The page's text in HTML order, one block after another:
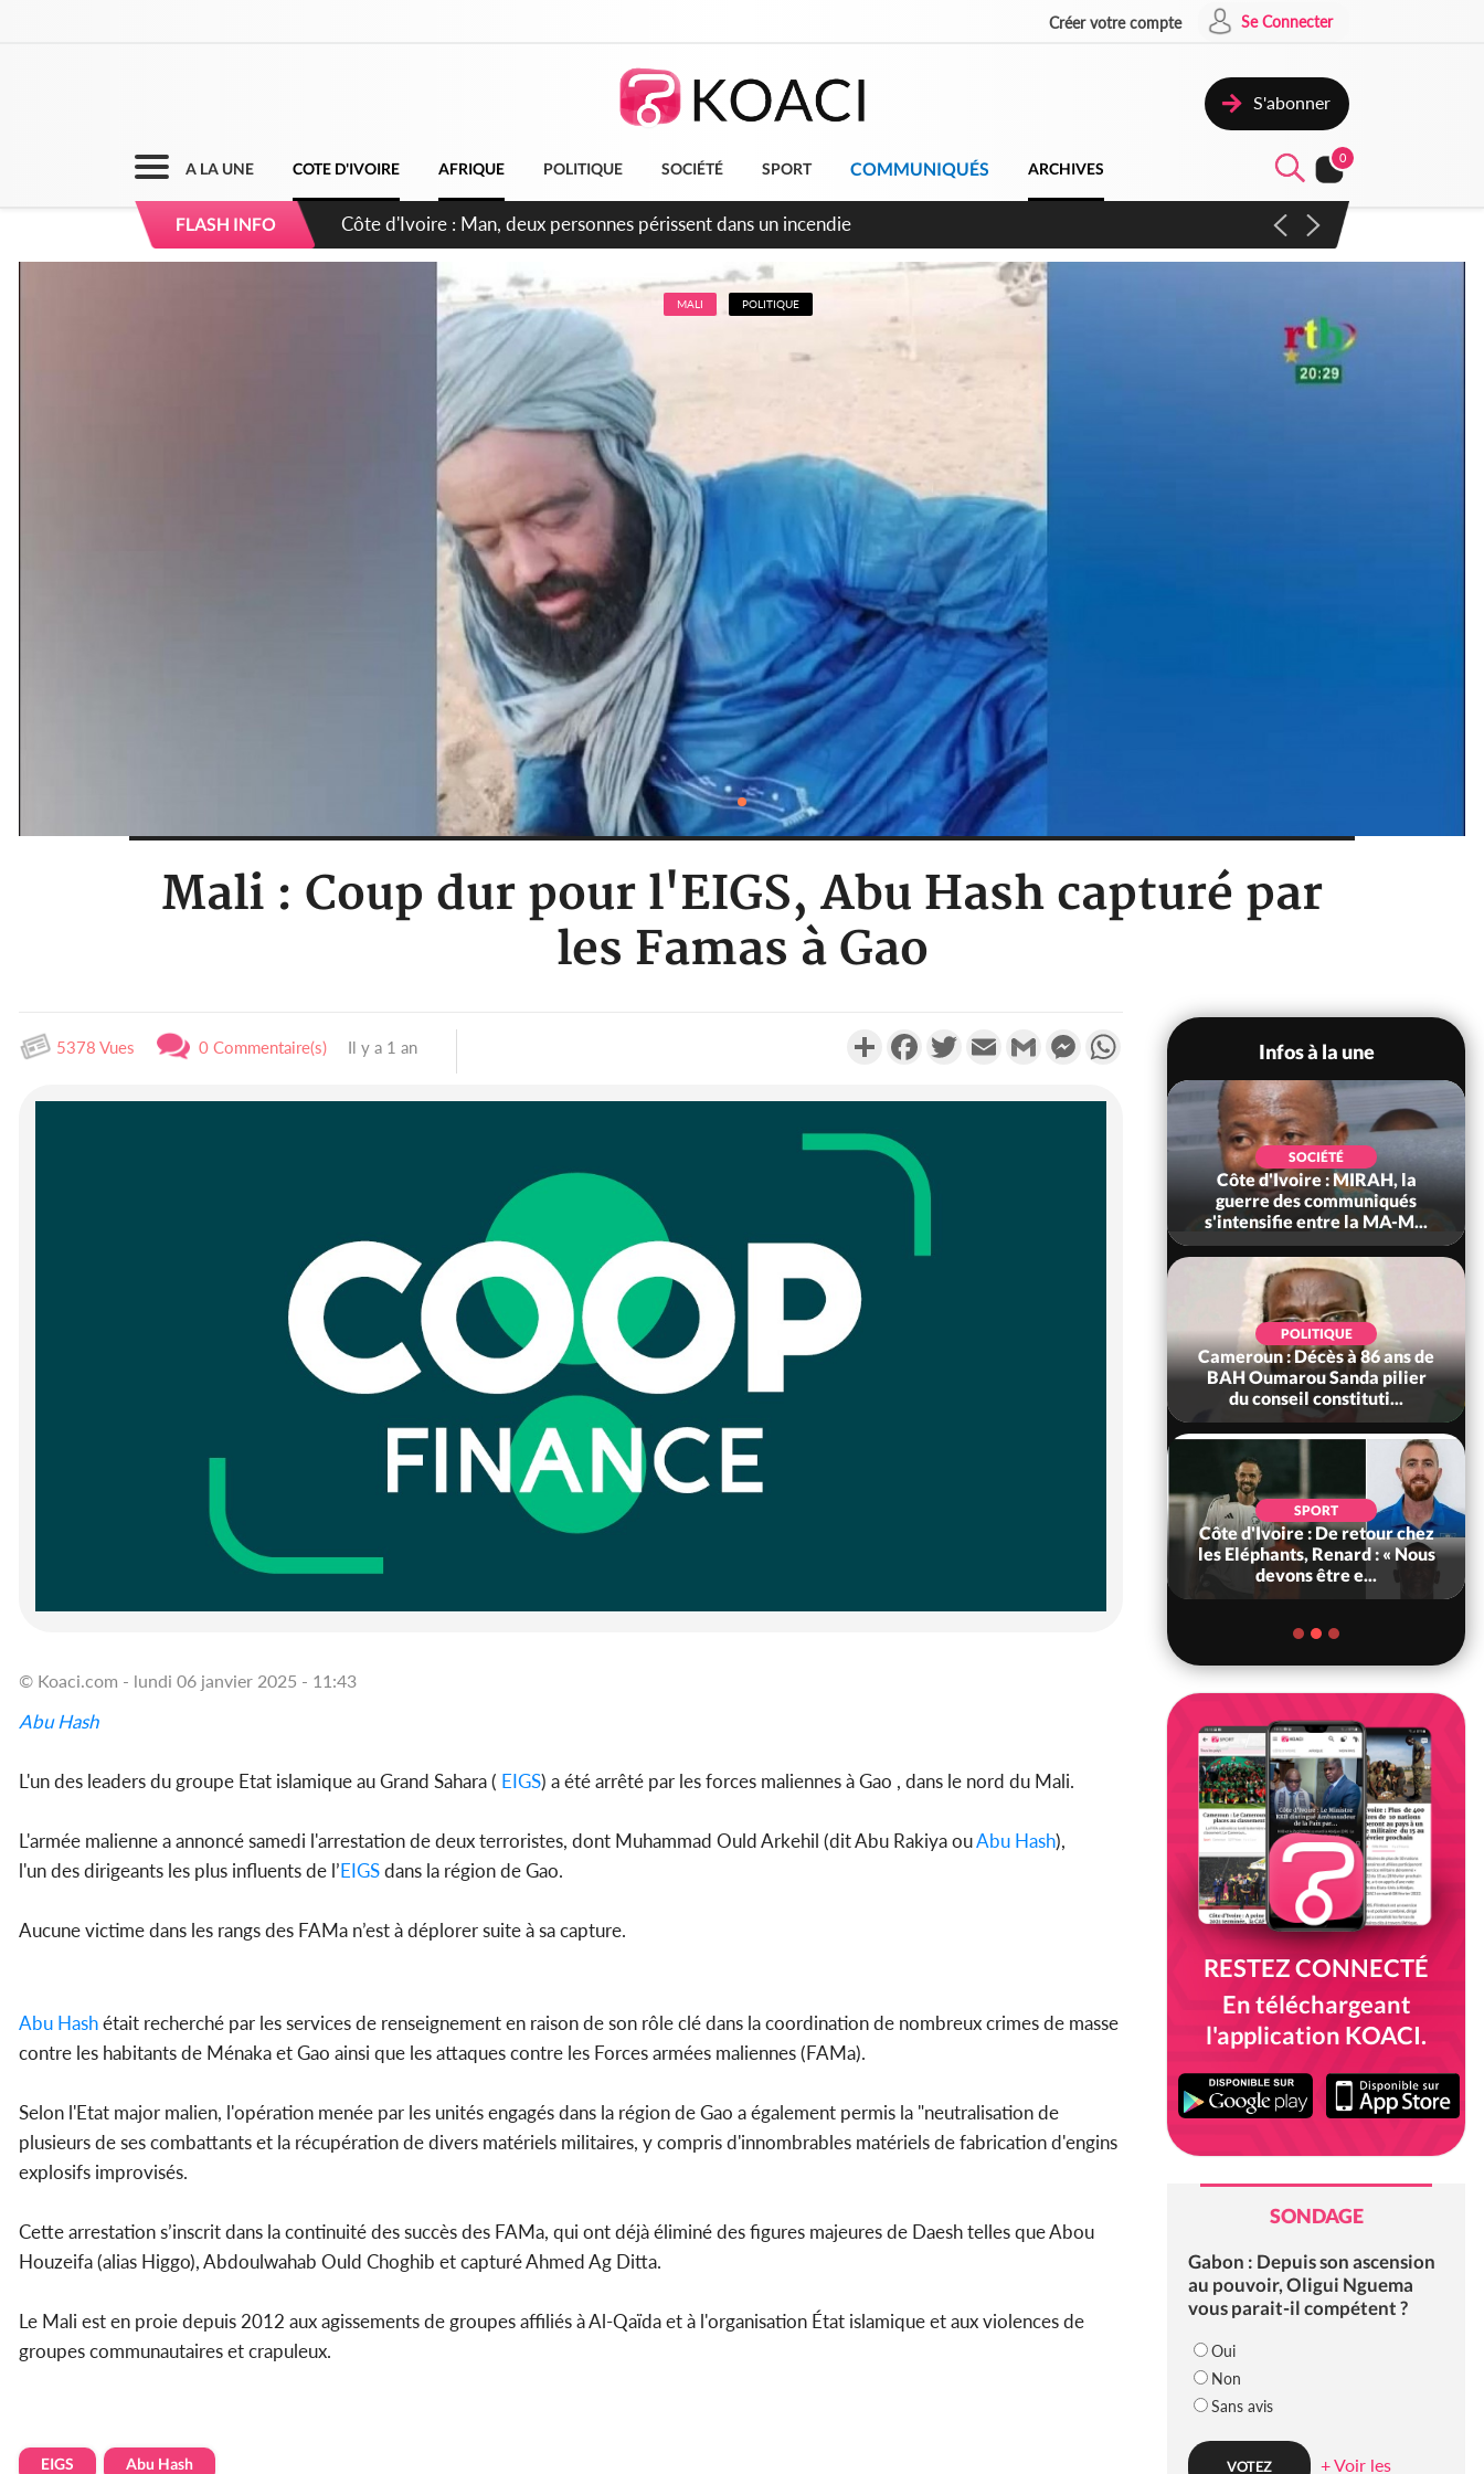
Créer votre compte Se Connecter
S'abonner
A LA UNE COTE D'IVOIRE AFRIQUE POLITIQUE SOCIÉTÉ SPORT COMMUNIQUÉS ARCHIVES
0
FLASH INFO
Côte d'Ivoire : Séileu, la célébration de la fête nationale transformée en vaste campagne contre les produits
dépigmentants dangereux
MALI POLITIQUE
Mali : Coup dur pour l'EIGS, Abu Hash capturé par
les Famas à Gao
5378 Vues 0 Commentaire(s) Il y a 1 an PartagerFacebookTwitterEmail Gmail MessengerWhatsApp
© Koaci.com - lundi 06 janvier 2025 - 11:43
Abu Hash
L'un des leaders du groupe Etat islamique au Grand Sahara ( EIGS) a été arrêté par les forces maliennes à Gao , dans le nord du Mali.
L'armée malienne a annoncé samedi l'arrestation de deux terroristes, dont Muhammad Ould Arkehil (dit Abu Rakiya ouAbu Hash),
l'un des dirigeants les plus influents de l’EIGSdans la région de Gao.
Aucune victime dans les rangs des FAMa n’est à déplorer suite à sa capture.
Abu Hashétait recherché par les services de renseignement en raison de son rôle clé dans la coordination de nombreux crimes de masse
contre les habitants de Ménaka et Gao ainsi que les attaques contre les Forces armées maliennes (FAMa).
Selon l'Etat major malien, l'opération menée par les unités engagés dans la région de Gao a également permis la "neutralisation de
plusieurs de ses combattants et la récupération de divers matériels militaires, y compris d'innombrables matériels de fabrication d'engins
explosifs improvisés.
Cette arrestation s’inscrit dans la continuité des succès des FAMa, qui ont déjà éliminé des figures majeures de Daesh telles que Abou
Houzeifa (alias Higgo), Abdoulwahab Ould Choghib et capturé Ahmed Ag Ditta.
Le Mali est en proie depuis 2012 aux agissements de groupes affiliés à Al-Qaïda et à l'organisation État islamique et aux violences de
groupes communautaires et crapuleux.
EIGS Abu Hash
Infos à la une
Côte d'Ivoire : Man, deux
personnes périssent dans un
SOCIÉTÉ
Côte d'Ivoire : MIRAH, la
guerre des communiqués
s'intensifie entre la MA-M...
POLITIQUE
Cameroun : Décès à 86 ans de
BAH Oumarou Sanda pilier
du conseil constituti...
SPORT
Côte d'Ivoire : De retour chez
les Eléphants, Renard : « Nous
devons être e...
RESTEZ CONNECTÉ
En téléchargeant
l'application KOACI.
SONDAGE
Gabon : Depuis son ascension
au pouvoir, Oligui Nguema
vous parait-il compétent ?
Oui
Non
Sans avis
+ Voir les